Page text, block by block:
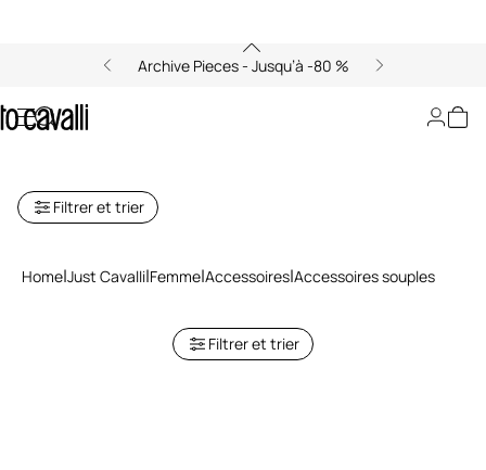
Archive Pieces - Jusqu’à -80 %
Autres Accessoires Femme Just
Cavalli
Filtrer et trier
Home Just Cavalli Femme Accessoires Accessoires souples
Filtrer et trier